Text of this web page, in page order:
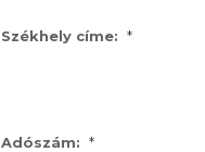
Székhely címe: *
Adószám: *